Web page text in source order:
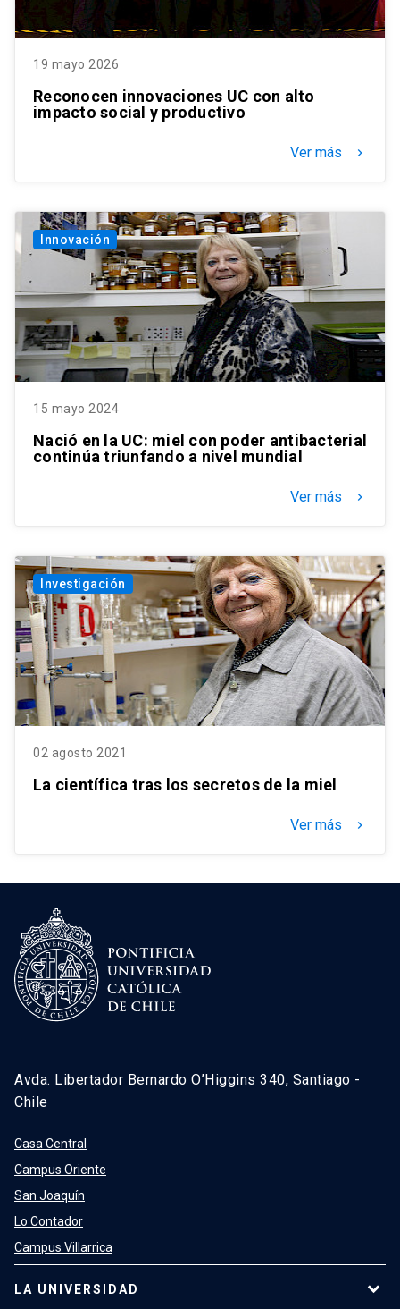
19 mayo 2026
Reconocen innovaciones UC con alto
impacto social y productivo
Ver más keyboard_arrow_right
Innovación
15 mayo 2024
Nació en la UC: miel con poder antibacterial
continúa triunfando a nivel mundial
Ver más keyboard_arrow_right
Investigación
02 agosto 2021
La científica tras los secretos de la miel
Ver más keyboard_arrow_right
Avda. Libertador Bernardo O’Higgins 340, Santiago -
Chile
Casa Central
Campus Oriente
San Joaquín
Lo Contador
Campus Villarrica
LA UNIVERSIDAD